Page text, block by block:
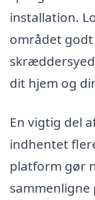
installation.
området godt
dit hjem og
En vigtig del
indhentet
platform gør
sammenligne